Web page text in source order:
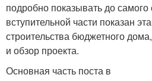
подробно показывать до
вступительной части показан
строительства бюджетного
и обзор проекта.
Основная часть поста в